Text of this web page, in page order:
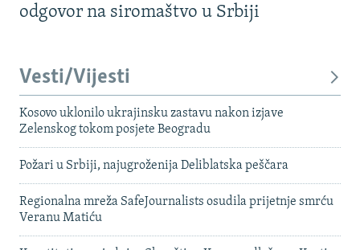
odgovor na siromaštvo u Srbiji
Vesti/Vijesti
Kosovo uklonilo ukrajinsku zastavu nakon izjave
Zelenskog tokom posjete Beogradu
Požari u Srbiji, najugroženija Deliblatska peščara
Regionalna mreža SafeJournalists osudila prijetnje smrću
Veranu Matiću